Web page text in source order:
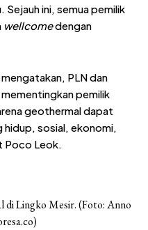
Sejauh ini, semua pemilik
wellcomedengan
PLN dan
pemilik
geothermal dapat
hidup, sosial, ekonomi,
Poco Leok.
di Lingko Mesir. (Foto: Anno